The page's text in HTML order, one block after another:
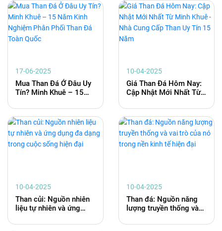
17-06-2025
Mua Than Đá Ở Đâu Uy
Tín? Minh Khuê – 15
Phối Than Đá Toàn
Quốc
10-04-2025
Giá Than Đá Hôm Nay:
Cập Nhật Mới Nhất Từ
Cấp Than Uy Tín 15
Năm
10-04-2025
Than củi: Nguồn nhiên
liệu tự nhiên và ứng
cuộc sống hiện đại
10-04-2025
Than đá: Nguồn năng
lượng truyền thống và
kinh tế hiện đại